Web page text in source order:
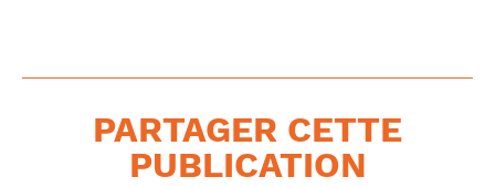
PARTAGER CETTE
PUBLICATION